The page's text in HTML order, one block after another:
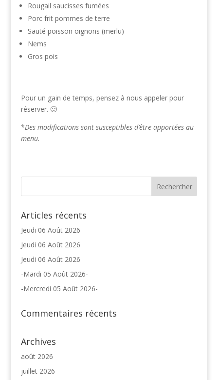
Rougail saucisses fumées
Porc frit pommes de terre
Sauté poisson oignons (merlu)
Nems
Gros pois
Pour un gain de temps, pensez à nous appeler pour
réserver. 🙂
*Des modifications sont susceptibles d’être apportées au
menu.
Articles récents
Jeudi 06 Août 2026
Jeudi 06 Août 2026
Jeudi 06 Août 2026
-Mardi 05 Août 2026-
-Mercredi 05 Août 2026-
Commentaires récents
Archives
août 2026
juillet 2026